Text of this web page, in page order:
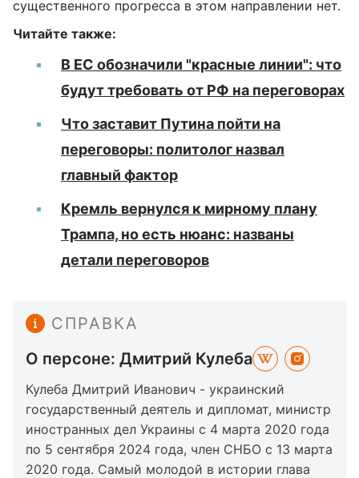
существенного прогресса в этом направлении нет.
Читайте также:
В ЕС обозначили "красные линии": что
будут требовать от РФ на переговорах
Что заставит Путина пойти на
переговоры: политолог назвал
главный фактор
Кремль вернулся к мирному плану
Трампа, но есть нюанс: названы
детали переговоров
СПРАВКА
О персоне: Дмитрий Кулеба
Кулеба Дмитрий Иванович - украинский
государственный деятель и дипломат, министр
иностранных дел Украины с 4 марта 2020 года
по 5 сентября 2024 года, член СНБО с 13 марта
2020 года. Самый молодой в истории глава